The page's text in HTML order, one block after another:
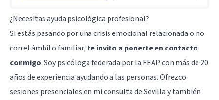
¿Necesitas ayuda psicológica profesional?
Si estás pasando por una crisis emocional relacionada o no
con el ámbito familiar, te invito a ponerte en contacto
conmigo. Soy psicóloga federada por la FEAP con más de 20
años de experiencia ayudando a las personas. Ofrezco
sesiones presenciales en mi consulta de Sevilla y también